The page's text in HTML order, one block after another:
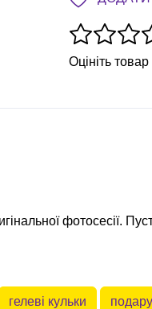
Оцініть
фотосесії.
гелеві кульки